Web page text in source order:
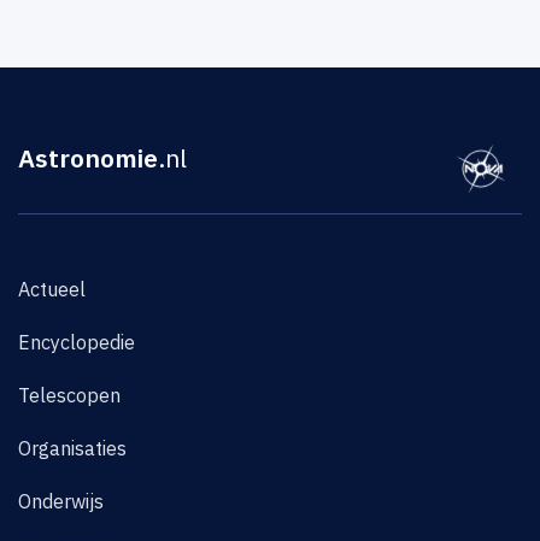
Astronomie.nl
Actueel
Encyclopedie
Telescopen
Organisaties
Onderwijs